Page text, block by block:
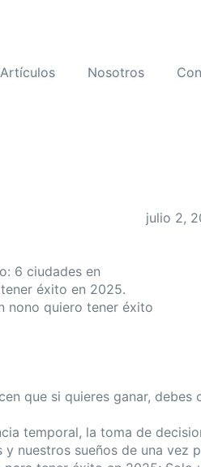
Artículos Nosotros
julio 2,
6 ciudades en
éxito en 2025.
nono quiero tener éxito
que si quieres ganar,
temporal, la toma de
nuestros sueños de una vez